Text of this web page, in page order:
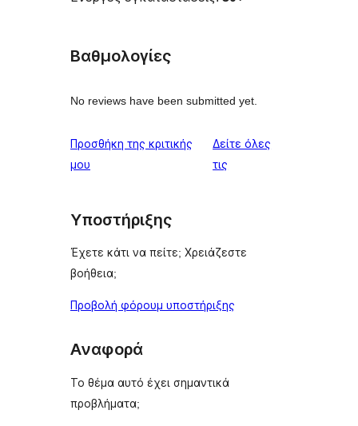
Βαθμολογίες
No reviews have been submitted yet.
Προσθήκη της κριτικής
μου
Δείτε όλες
τις
Υποστήριξης
Έχετε κάτι να πείτε; Χρειάζεστε
βοήθεια;
Προβολή φόρουμ υποστήριξης
Αναφορά
Το θέμα αυτό έχει σημαντικά
προβλήματα;